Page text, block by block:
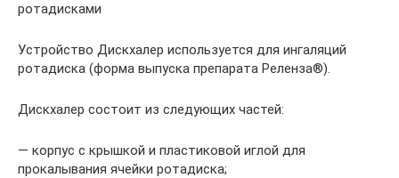
ротадисками
Устройство Дискхалер используется для ингаляций
ротадиска (форма выпуска препарата Реленза®).
Дискхалер состоит из следующих частей:
— корпус с крышкой и пластиковой иглой для
прокалывания ячейки ротадиска;